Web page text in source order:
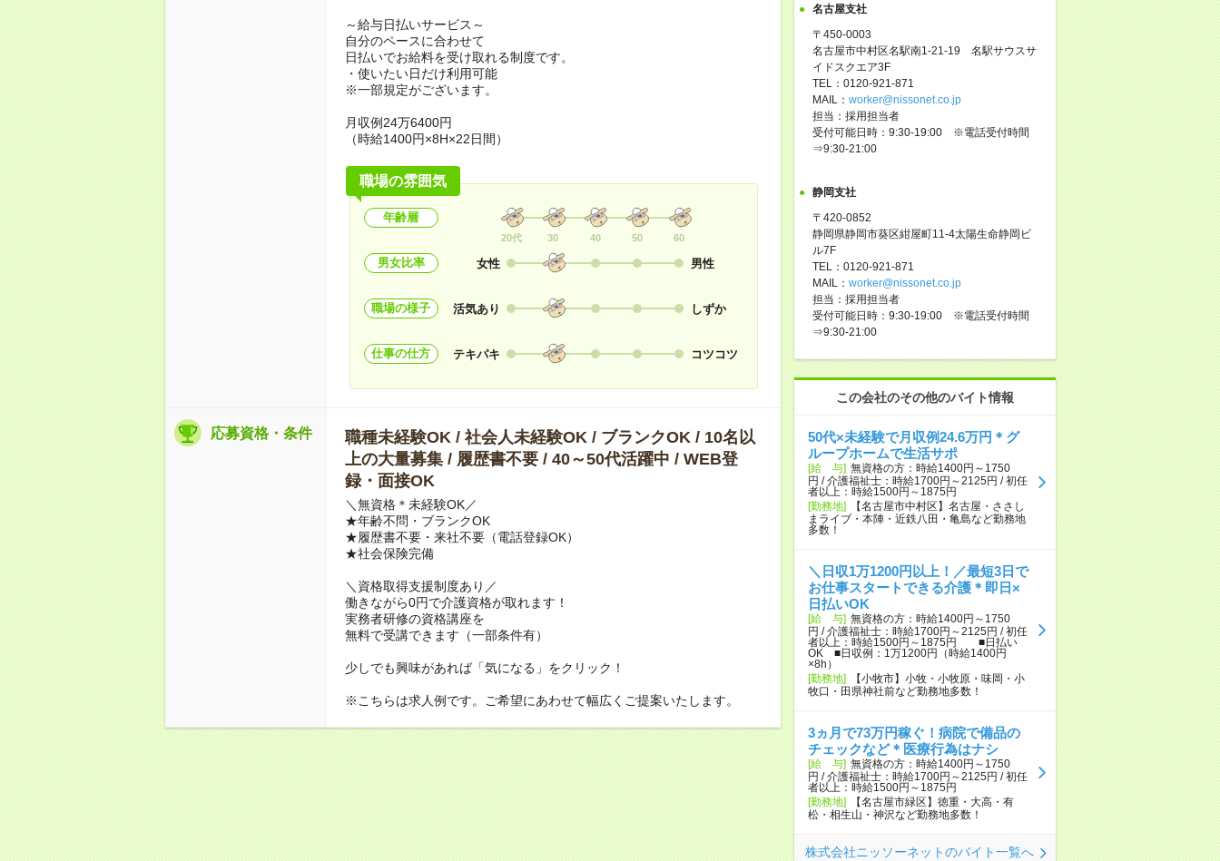
～給与日払いサービス～
自分のペースに合わせて
日払いでお給料を受け取れる制度です。
・使いたい日だけ利用可能
※一部規定がございます。
月収例24万6400円
（時給1400円×8H×22日間）
職場の雰囲気
年齢層
20代 30 40 50 60
男女比率 女性 男性
職場の様子 活気あり しずか
仕事の仕方 テキパキ コツコツ
応募資格・条件
職種未経験OK / 社会人未経験OK / ブランクOK / 10名以
上の大量募集 / 履歴書不要 / 40～50代活躍中 / WEB登
録・面接OK
＼無資格＊未経験OK／
★年齢不問・ブランクOK
★履歴書不要・来社不要（電話登録OK）
★社会保険完備
＼資格取得支援制度あり／
働きながら0円で介護資格が取れます！
実務者研修の資格講座を
無料で受講できます（一部条件有）
少しでも興味があれば「気になる」をクリック！
※こちらは求人例です。ご希望にあわせて幅広くご提案いたします。
名古屋支社
〒450-0003
名古屋市中村区名駅南1-21-19 名駅サウスサ
イドスクエア3F
TEL：0120-921-871
MAIL： worker@nissonet.co.jp
担当：採用担当者
受付可能日時：9:30-19:00 ※電話受付時間
⇒9:30-21:00
静岡支社
〒420-0852
静岡県静岡市葵区紺屋町11-4太陽生命静岡ビ
ル7F
TEL：0120-921-871
MAIL： worker@nissonet.co.jp
担当：採用担当者
受付可能日時：9:30-19:00 ※電話受付時間
⇒9:30-21:00
この会社のその他のバイト情報
50代×未経験で月収例24.6万円＊グ
ループホームで生活サポ
[給 与] 無資格の方：時給1400円～1750
円 / 介護福祉士：時給1700円～2125円 / 初任
者以上：時給1500円～1875円
[勤務地]
【名古屋市中村区】名古屋・ささし
まライブ・本陣・近鉄八田・亀島など勤務地
多数！
＼日収1万1200円以上！／最短3日で
お仕事スタートできる介護＊即日×
日払いOK
[給 与] 無資格の方：時給1400円～1750
円 / 介護福祉士：時給1700円～2125円 / 初任
者以上：時給1500円～1875円 ■日払い
OK ■日収例：1万1200円（時給1400円
×8h）
[勤務地]
【小牧市】小牧・小牧原・味岡・小
牧口・田県神社前など勤務地多数！
3ヵ月で73万円稼ぐ！病院で備品の
チェックなど＊医療行為はナシ
[給 与] 無資格の方：時給1400円～1750
円 / 介護福祉士：時給1700円～2125円 / 初任
者以上：時給1500円～1875円
[勤務地]
【名古屋市緑区】徳重・大高・有
松・相生山・神沢など勤務地多数！
株式会社ニッソーネットのバイト一覧へ